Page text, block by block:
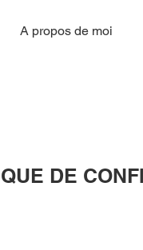
A propos de moi
DE